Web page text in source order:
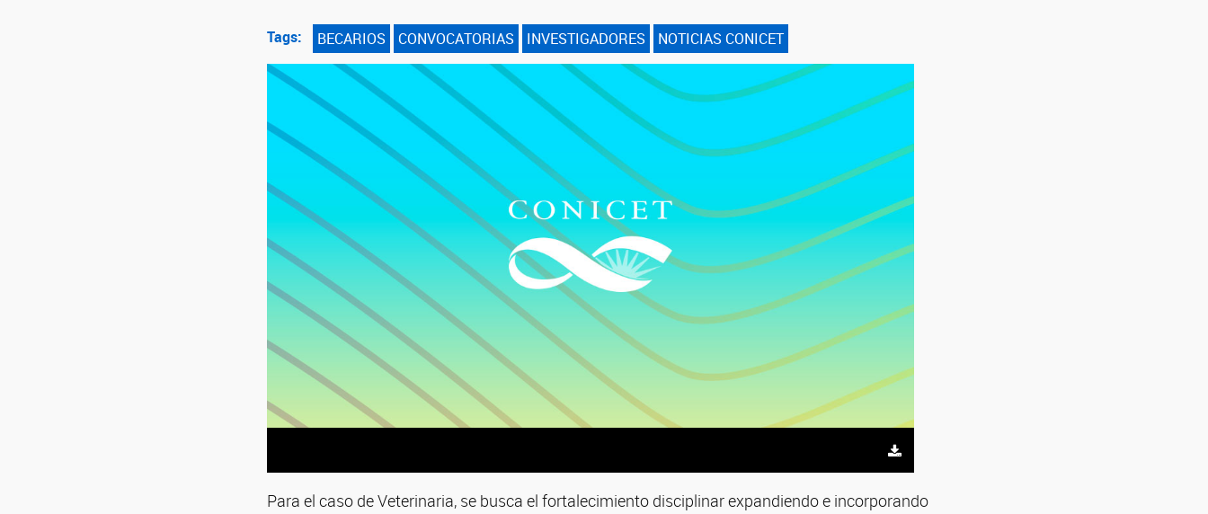
Tags: BECARIOS CONVOCATORIAS INVESTIGADORES NOTICIAS CONICET
Para el caso de Veterinaria, se busca el fortalecimiento disciplinar expandiendo e incorporando